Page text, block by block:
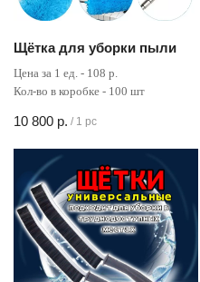
Щётка для уборки пыли
Цена за 1 ед. - 108 р.
Кол-во в коробке - 100 шт
10 800 р. / 1 pc